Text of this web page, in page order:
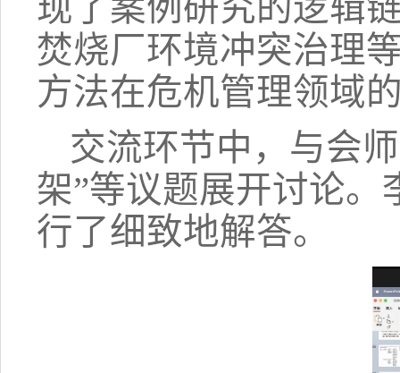
现了案例研究的逻辑
焚烧厂环境冲突治理
方法在危机管理领域
交流环节中，与会
架”等议题展开讨论
行了细致地解答。